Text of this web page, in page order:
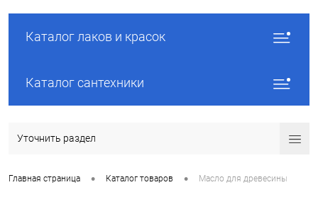
Каталог лаков и красок
Каталог сантехники
Уточнить раздел
Главная страница • Каталог товаров • Масло для древесины